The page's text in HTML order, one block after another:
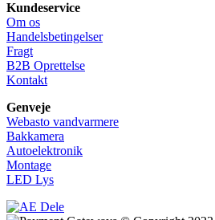
Kundeservice
Om os
Handelsbetingelser
Fragt
B2B Oprettelse
Kontakt
Genveje
Webasto vandvarmere
Bakkamera
Autoelektronik
Montage
LED Lys